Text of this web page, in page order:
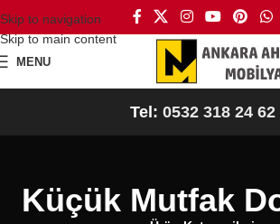
Skip to navigation
Skip to main content
MENU
Tel: 0532 318 24 62
Küçük Mutfak